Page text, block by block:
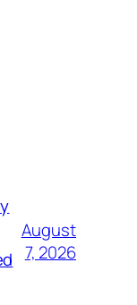
August
7, 2026